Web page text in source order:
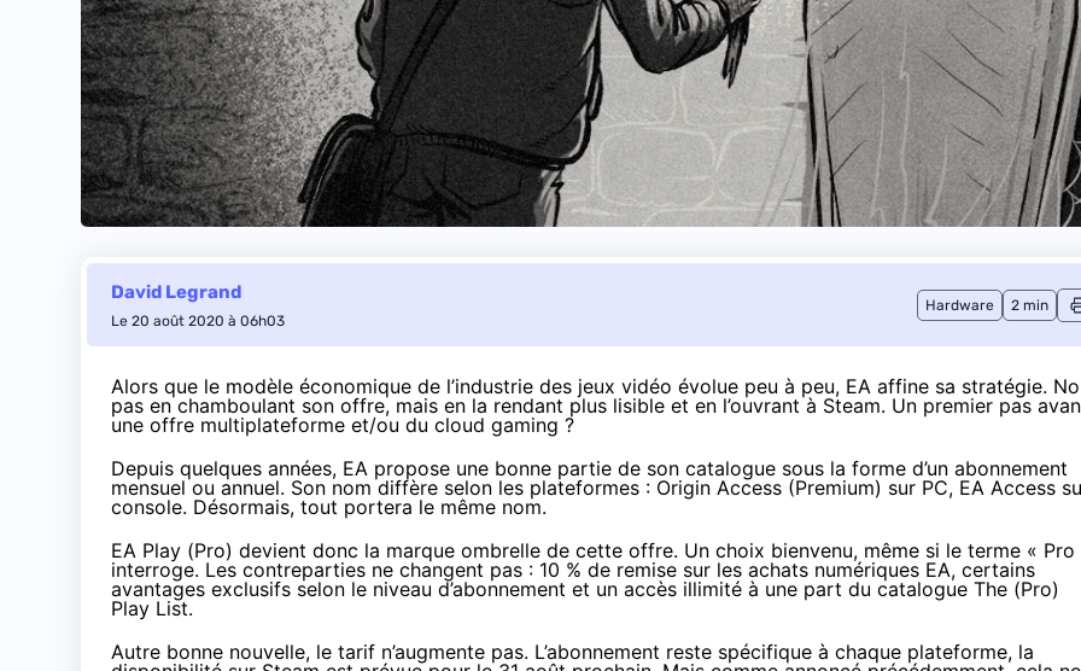
David Legrand
Le 20 août 2020 à 06h03
Hardware 2 min
Alors que le modèle économique de l’industrie des jeux vidéo évolue peu à peu, EA affine sa stratégie.
pas en chamboulant son offre, mais en la rendant plus lisible et en l’ouvrant à Steam. Un premier pas
une offre multiplateforme et/ou du cloud gaming ?
Depuis quelques années, EA propose une bonne partie de son catalogue sous la forme d’un abonnement
mensuel ou annuel. Son nom diffère selon les plateformes : Origin Access (Premium) sur PC, EA Access
console. Désormais, tout portera le même nom.
EA Play (Pro) devient donc la marque ombrelle de cette offre. Un choix bienvenu, même si le terme « Pro
interroge. Les contreparties ne changent pas : 10 % de remise sur les achats numériques EA, certains
avantages exclusifs selon le niveau d’abonnement et un accès illimité à une part du catalogue The (Pro)
Play List.
Autre bonne nouvelle, le tarif n’augmente pas. L’abonnement reste spécifique à chaque plateforme, la